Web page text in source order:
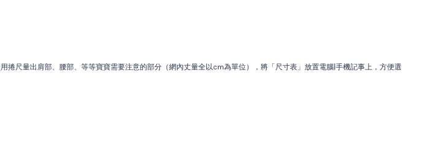
尺量出肩部、腰部、等等寶寶需要注意的部分（網內丈量全以cm為單位），將「尺寸表」放置電腦|手機記事上，方便選